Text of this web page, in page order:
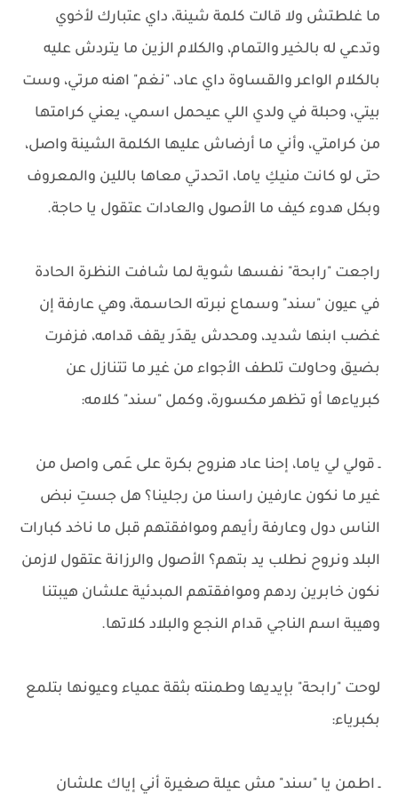
ما غلطتش ولا قالت كلمة شينة، داي عتبارك لأخوي
وتدعي له بالخير والتمام، والكلام الزين ما يتردش عليه
بالكلام الواعر والقساوة داي عاد، "نغم" اهنه مرتي، وست
بيتي، وحبلة في ولدي اللي عيحمل اسمي، يعني كرامتها
من كرامتي، وأني ما أرضاش عليها الكلمة الشينة واصل،
حتى لو كانت منيكِ ياما، اتحدتي معاها باللين والمعروف
وبكل هدوء كيف ما الأصول والعادات عتقول يا حاجة.
راجعت "رابحة" نفسها شوية لما شافت النظرة الحادة
في عيون "سند" وسماع نبرته الحاسمة، وهي عارفة إن
غضب ابنها شديد، ومحدش يقدَر يقف قدامه، فزفرت
بضيق وحاولت تلطف الأجواء من غير ما تتنازل عن
كبرياءها أو تظهر مكسورة، وكمل "سند" كلامه:
ـ قولي لي ياما، إحنا عاد هنروح بكرة على عَمى واصل من
غير ما نكون عارفين راسنا من رجلينا؟ هل جستِ نبض
الناس دول وعارفة رأيهم وموافقتهم قبل ما ناخد كبارات
البلد ونروح نطلب يد بتهم؟ الأصول والرزانة عتقول لازمن
نكون خابرين ردهم وموافقتهم المبدئية علشان هيبتنا
وهيبة اسم الناجي قدام النجع والبلاد كلاتها.
لوحت "رابحة" بإيديها وطمنته بثقة عمياء وعيونها بتلمع
بكبرياء:
ـ اطمن يا "سند" مش عيلة صغيرة أني إياك علشان